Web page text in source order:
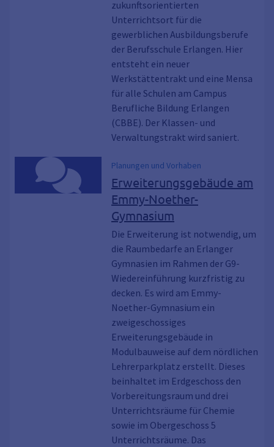
zukunftsorientierten
Unterrichtsort für die
gewerblichen Ausbildungsberufe
der Berufsschule Erlangen. Hier
entsteht ein neuer
Werkstättentrakt und eine Mensa
für alle Schulen am Campus
Berufliche Bildung Erlangen
(CBBE). Der Klassen- und
Verwaltungstrakt wird saniert.
Planungen und Vorhaben
Erweiterungsgebäude am
Emmy-Noether-
Gymnasium
Die Erweiterung ist notwendig, um
die Raumbedarfe an Erlanger
Gymnasien im Rahmen der G9-
Wiedereinführung kurzfristig zu
decken. Es wird am Emmy-
Noether-Gymnasium ein
zweigeschossiges
Erweiterungsgebäude in
Modulbauweise auf dem nördlichen
Lehrerparkplatz erstellt. Dieses
beinhaltet im Erdgeschoss den
Vorbereitungsraum und drei
Unterrichtsräume für Chemie
sowie im Obergeschoss 5
Unterrichtsräume. Das